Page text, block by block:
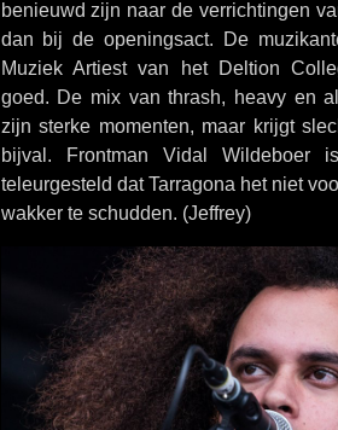
benieuwd zijn naar de verrichtingen
dan bij de openingsact. De
Muziek Artiest van het Deltion
goed. De mix van thrash, heavy en
zijn sterke momenten, maar krijgt
bijval. Frontman Vidal Wildeboer
teleurgesteld dat Tarragona het niet
wakker te schudden. (Jeffrey)